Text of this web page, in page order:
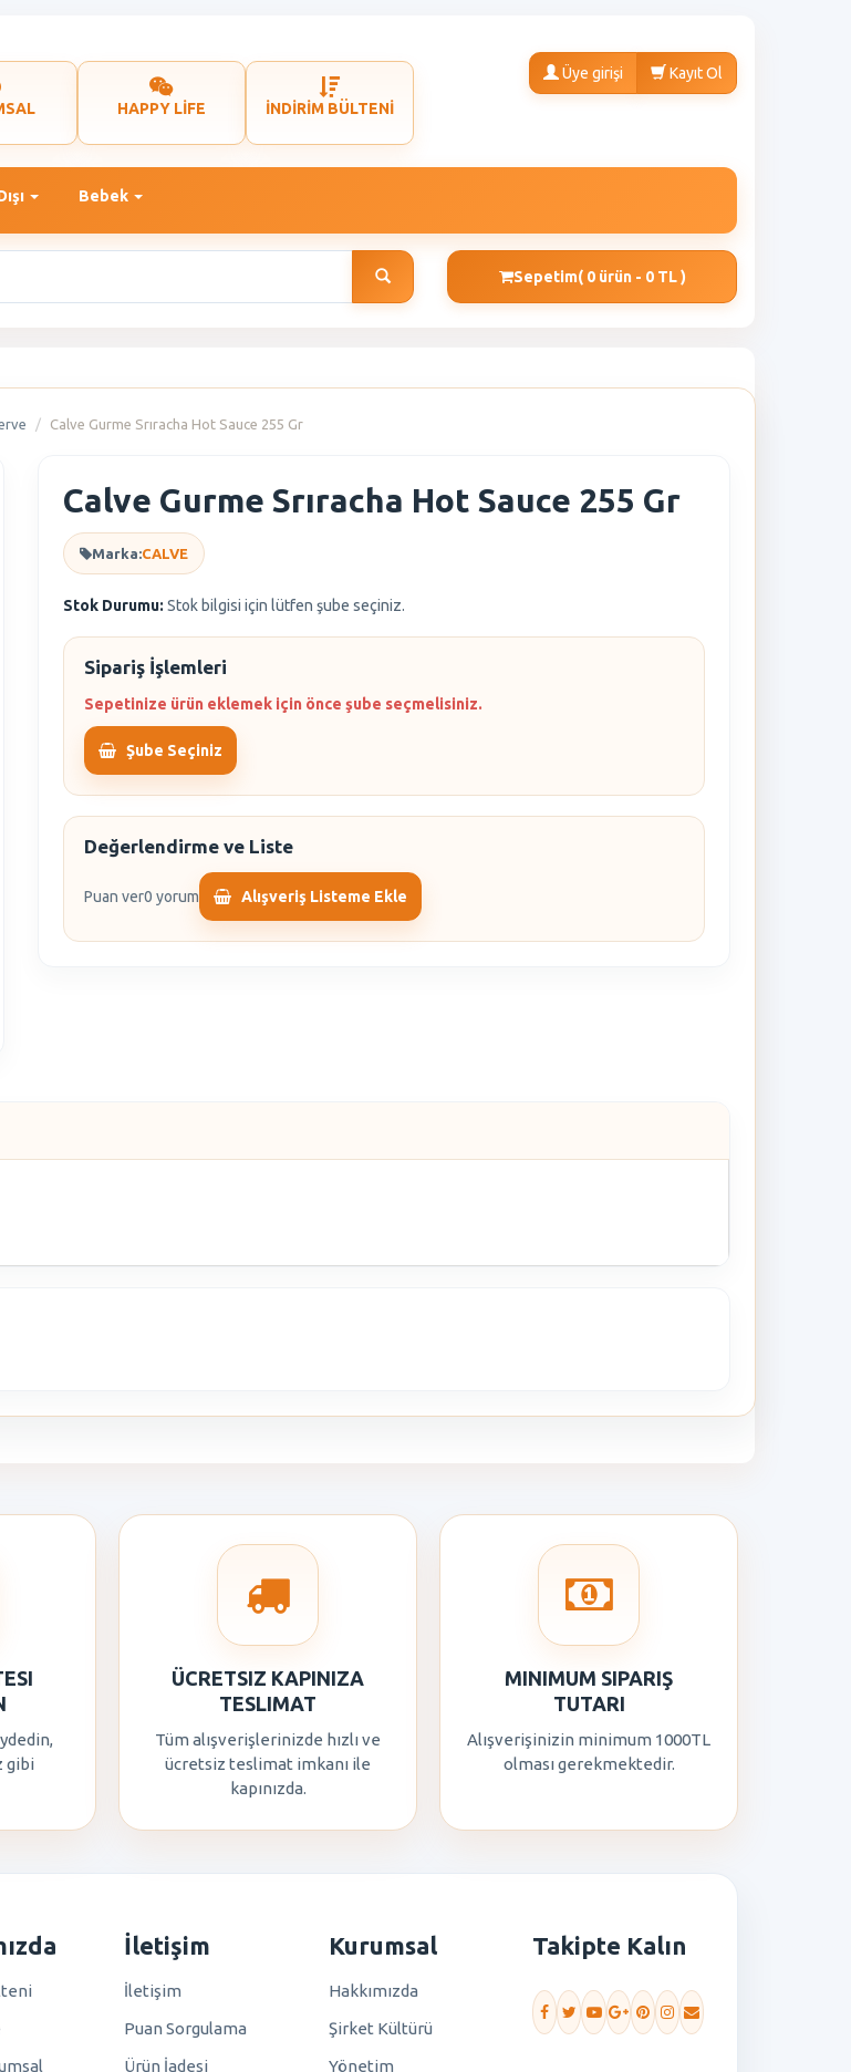
HAPPY LİFE İNDİRİM BÜLTENİ
Üye girişi Kayıt Ol
Bebek
Sepetim( 0 ürün - 0 TL )
Calve Gurme Srıracha Hot Sauce 255 Gr
Calve Gurme Srıracha Hot Sauce 255 Gr
Marka:CALVE
Stok Durumu: Stok bilgisi için lütfen şube seçiniz.
Sipariş İşlemleri
Sepetinize ürün eklemek için önce şube seçmelisiniz.
Şube Seçiniz
Değerlendirme ve Liste
Puan ver0 yorum Alışveriş Listeme Ekle
gibi
ÜCRETSIZ KAPINIZA
TESLIMAT
Tüm alışverişlerinizde hızlı ve
ücretsiz teslimat imkanı ile
kapınızda.
MINIMUM SIPARIŞ
TUTARI
Alışverişinizin minimum 1000TL
olması gerekmektedir.
İletişim
İletişim
Puan Sorgulama
Ürün İadesi
Kurumsal
Hakkımızda
Şirket Kültürü
Yönetim
Takipte Kalın